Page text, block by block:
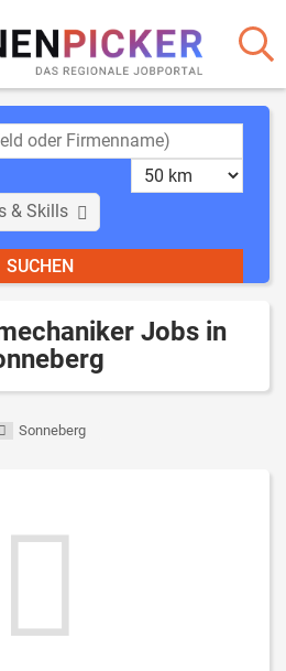
& Skills
Jobs in
Sonneberg